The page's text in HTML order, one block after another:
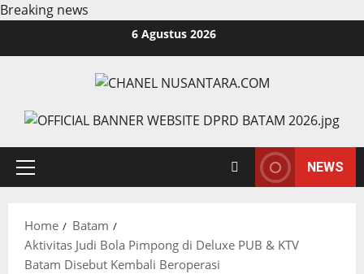
Breaking news
6 Agustus 2026
Primary
NEWS
Home
Batam
Aktivitas Judi Bola Pimpong di Deluxe PUB & KTV
Batam Disebut Kembali Beroperasi